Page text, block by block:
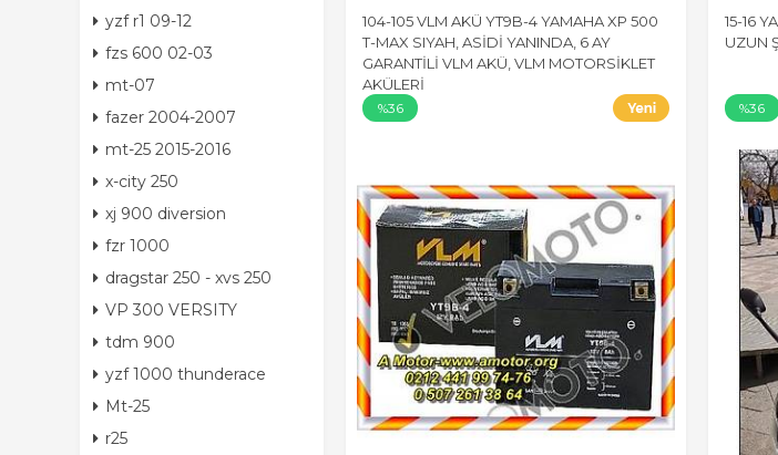
yzf r1 09-12
fzs 600 02-03
mt-07
fazer 2004-2007
mt-25 2015-2016
x-city 250
xj 900 diversion
fzr 1000
dragstar 250 - xvs 250
VP 300 VERSITY
tdm 900
yzf 1000 thunderace
Mt-25
r25
104-105 VLM AKÜ YT9B-4 YAMAHA XP 500
T-MAX SIYAH, ASİDİ YANINDA, 6 AY
GARANTİLİ VLM AKÜ, VLM MOTORSİKLET
AKÜLERİ
%36
15-16
UZUN
%36